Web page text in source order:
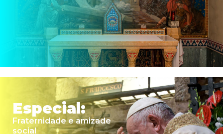
Especial:
Fraternidade e amizade
social